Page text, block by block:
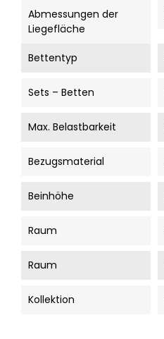
Abmessungen der
Liegefläche
Bettentyp
Sets – Betten
Max. Belastbarkeit
Bezugsmaterial
Beinhöhe
Raum
Raum
Kollektion